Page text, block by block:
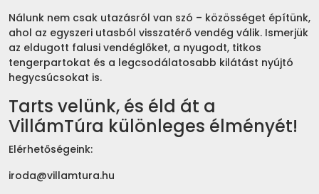
Nálunk nem csak utazásról van szó – közösséget építünk,
ahol az egyszeri utasból visszatérő vendég válik. Ismerjük
az eldugott falusi vendéglőket, a nyugodt, titkos
tengerpartokat és a legcsodálatosabb kilátást nyújtó
hegycsúcsokat is.
Tarts velünk, és éld át a
VillámTúra különleges élményét!
Elérhetőségeink:
iroda@villamtura.hu